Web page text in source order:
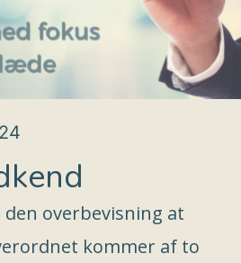
overbevisning at
kommer af to